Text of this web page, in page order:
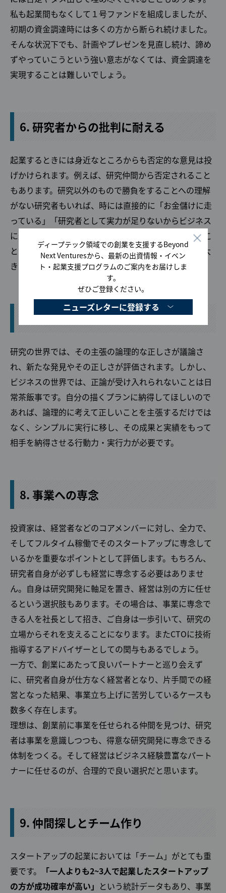
Facebook X
私も起業間もなくして１号ファンドを組成しましたが、
初期の資金調達時には多くの方から断られ続けました。
そんな状況下でも、計画やプレゼンを見直し続け、諦め
ずやっていこうという強い意志がなくては、資金調達を
実現することは難しいでしょう。
6. 研究者からの批判に耐える
起業するときには身近なところからも否定的な意見は投
げかけられます。例えば、研究仲間から否定されること
もあります。研究以外のもので勝負をすることへの理解
がない研究者もいれば、時には直接的に「お金儲けに走
っている」「研究者として実力が足りないからビジネス
に逃げた」というような心ない言葉を投げかけられるこ
ともあります。この主の戦いは、注目を集めた時こそ大
きくなり、成功を掴んだその後にも続きます。
7. 論理の正しさよりも実行力
研究の世界では、その主張の論理的な正しさが議論さ
れ、新たな発見やその正しさが評価されます。しかし、
ビジネスの世界では、正論が受け入れられないことは日
常茶飯事です。自分の描くプランに納得してほしいので
あれば、論理的に考えて正しいことを主張するだけでは
なく、シンプルに実行に移し、その成果と実績をもって
相手を納得させる行動力・実行力が必要です。
8. 事業への専念
投資家は、経営者などのコアメンバーに対し、全力で、
そしてフルタイム稼働でそのスタートアップに専念して
いるかを重要なポイントとして評価します。もちろん、
研究者自身が必ずしも経営に専念する必要はありませ
ん。自身は研究開発に軸足を置き、経営は別の方に任せ
るという選択肢もあります。その場合は、事業に専念で
きる人を社長として招き、ご自身は一歩引いて、研究の
立場からそれを支えることになります。またCTOに技術
指導するアドバイザーとしての関与もあるでしょう。
一方で、創業にあたって良いパートナーと巡り会えず
に、研究者自身が仕方なく経営者となり、片手間での経
営となった結果、事業立ち上げに苦労しているケースも
数多く存在します。
理想は、創業前に事業を任せられる仲間を見つけ、研究
者は事業を意識しつつも、得意な研究開発に専念できる
体制をつくる。そして経営はビジネス経験豊富なパート
ナーに任せるのが、合理的で良い選択だと思います。
9. 仲間探しとチーム作り
スタートアップの起業においては「チーム」がとても重
要です。
「一人よりも2~3人で起業したスタートアップ
の方が成功確率が高い」 という統計データもあり、事業
ディープテック領域での創業を支援するBeyond
Next Venturesから、最新の出資情報・イベン
ト・起業支援プログラムのご案内をお届けしま
す。
ぜひご登録ください。
ニューズレターに登録する